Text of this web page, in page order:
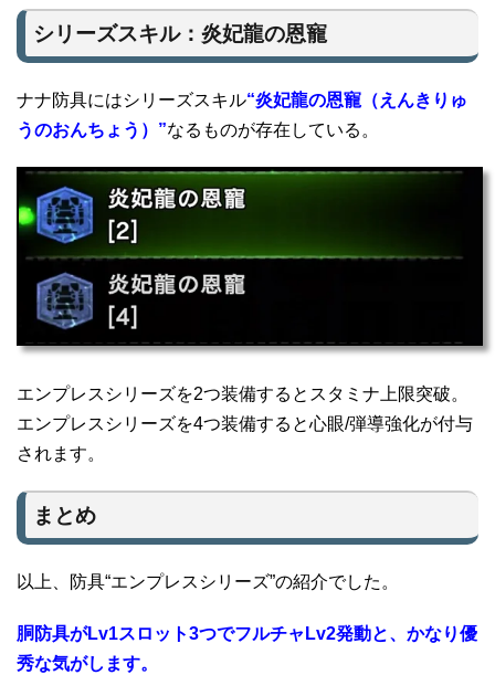
シリーズスキル：炎妃龍の恩寵
ナナ防具にはシリーズスキル“炎妃龍の恩寵（えんきりゅ
うのおんちょう）”なるものが存在している。
エンプレスシリーズを2つ装備するとスタミナ上限突破。
エンプレスシリーズを4つ装備すると心眼/弾導強化が付与
されます。
まとめ
以上、防具“エンプレスシリーズ”の紹介でした。
胴防具がLv1スロット3つでフルチャLv2発動と、かなり優
秀な気がします。